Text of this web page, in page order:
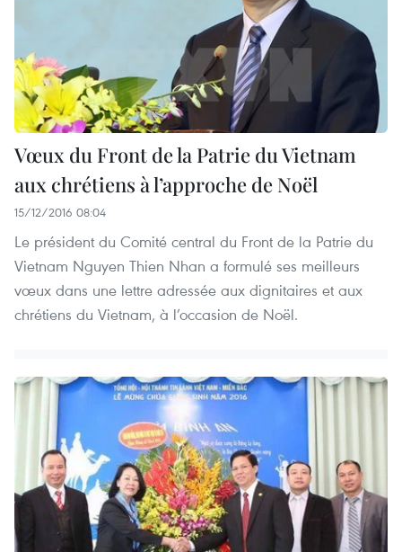
Vœux du Front de la Patrie du Vietnam
aux chrétiens à l’approche de Noël
15/12/2016 08:04
Le président du Comité central du Front de la Patrie du
Vietnam Nguyen Thien Nhan a formulé ses meilleurs
vœux dans une lettre adressée aux dignitaires et aux
chrétiens du Vietnam, à l’occasion de Noël.